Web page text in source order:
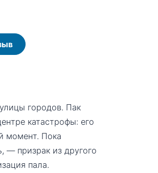
городов. Пак
катастрофы: его
момент. Пока
— призрак из другого
пала.